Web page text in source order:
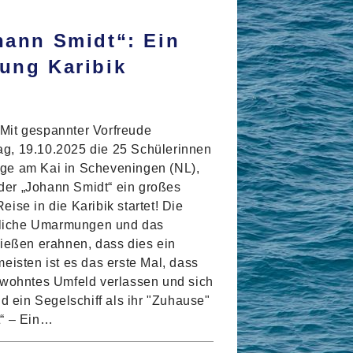
Smidt“: Ein
Karibik
gespannter Vorfreude
19.10.2025 die 25 Schülerinnen
am Kai in Scheveningen (NL),
„Johann Smidt“ ein großes
in die Karibik startet! Die
Umarmungen und das
erahnen, dass dies ein
ist es das erste Mal, dass
Umfeld verlassen und sich
ein Segelschiff als ihr "Zuhause"
– Ein…